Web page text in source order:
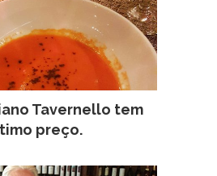
Tavernello tem
preço.